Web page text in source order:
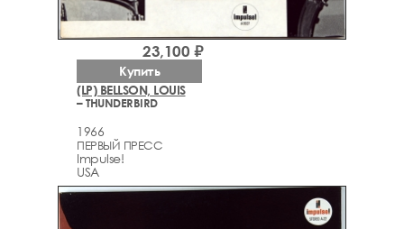
(LP) BELLSON, LOUIS
– THUNDERBIRD
1966
ПЕРВЫЙ ПРЕСС
Impulse!
USA
23,100 ₽
Купить